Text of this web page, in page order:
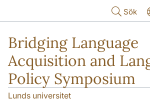
Sök
Bridging Language
Acquisition and
Policy Symposium
Lunds universitet